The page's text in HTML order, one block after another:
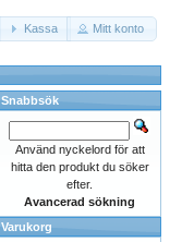
Kassa Mitt konto
Snabbsök
Använd nyckelord för att
hitta den produkt du söker
efter.
Avancerad sökning
Varukorg